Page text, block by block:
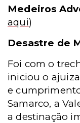
Medeiros
aqui)
Desastre de
Foi com o
iniciou o
e
Samarco, a
a destinação